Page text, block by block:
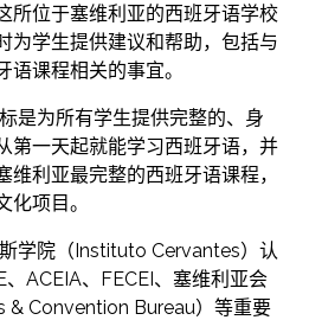
所位于塞维利亚的西班牙语学校
为学生提供建议和帮助，包括与
课程相关的事宜。
是为所有学生提供完整的、身
第一天起就能学习西班牙语，并
维利亚最完整的西班牙语课程，
化项目。
学院（Instituto Cervantes）认
ACEIA、FECEI、塞维利亚会
& Convention Bureau）等重要